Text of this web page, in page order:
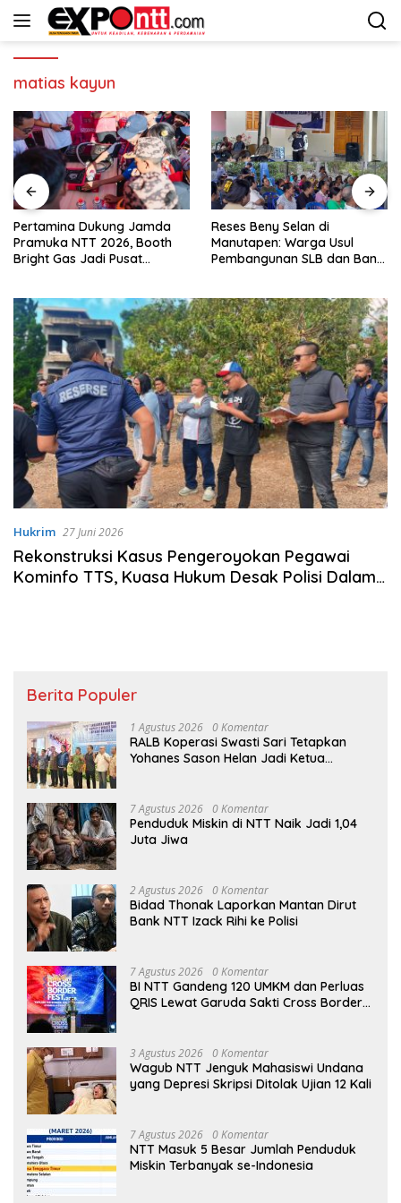
Langsung
matias kayun
Pertamina Dukung Jamda
Pramuka NTT 2026, Booth
Bright Gas Jadi Pusat
Reses Beny Selan di
Manutapen: Warga Usul
Pembangunan SLB dan Bank
Hukrim 27 Juni 2026
Rekonstruksi Kasus Pengeroyokan Pegawai
Kominfo TTS, Kuasa Hukum Desak Polisi Dalami
Berita Populer
1 Agustus 2026 0 Komentar
RALB Koperasi Swasti Sari Tetapkan
Yohanes Sason Helan Jadi Ketua
7 Agustus 2026 0 Komentar
Penduduk Miskin di NTT Naik Jadi 1,04
Juta Jiwa
2 Agustus 2026 0 Komentar
Bidad Thonak Laporkan Mantan Dirut
Bank NTT Izack Rihi ke Polisi
7 Agustus 2026 0 Komentar
BI NTT Gandeng 120 UMKM dan Perluas
QRIS Lewat Garuda Sakti Cross Border
3 Agustus 2026 0 Komentar
Wagub NTT Jenguk Mahasiswi Undana
yang Depresi Skripsi Ditolak Ujian 12 Kali
7 Agustus 2026 0 Komentar
NTT Masuk 5 Besar Jumlah Penduduk
Miskin Terbanyak se-Indonesia